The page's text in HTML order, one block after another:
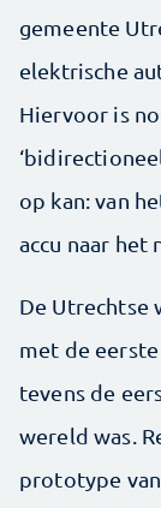
gemeente
elektrische
Hiervoor is
op kan: van
accu naar het
De Utrechtse
met de
tevens de
wereld was.
prototype